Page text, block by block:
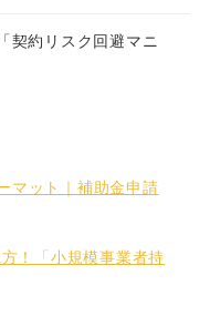
契約リスク回避マニ
マット｜補助金申請
！「小規模事業者持